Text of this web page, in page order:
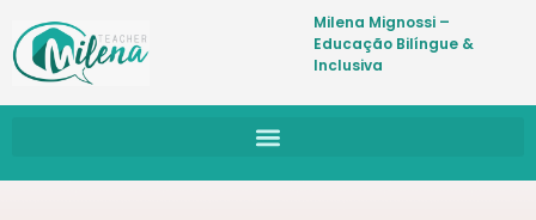
Milena Mignossi –
Educação Bilíngue &
Inclusiva